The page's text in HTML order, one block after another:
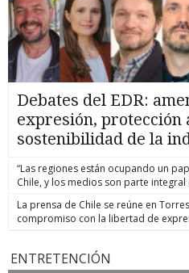
Debates del EDR:
expresión, protección
sostenibilidad de la
“Las regiones están ocupando un
Chile, y los medios son parte integral
La prensa de Chile se reúne en
compromiso con la libertad de
ENTRETENCIÓN